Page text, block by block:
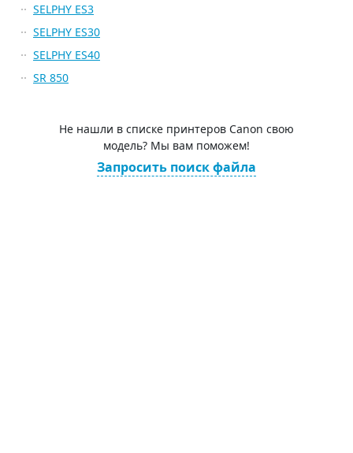
SELPHY ES3
SELPHY ES30
SELPHY ES40
SR 850
Не нашли в списке принтеров Canon свою
модель? Мы вам поможем!
Запросить поиск файла